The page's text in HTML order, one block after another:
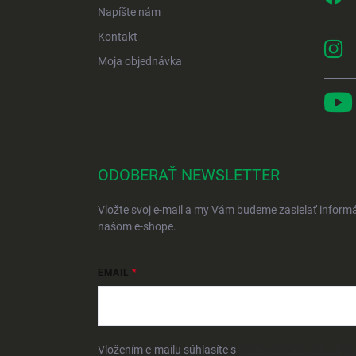
Napíšte nám
Kontakt
Moja objednávka
ODOBERAŤ NEWSLETTER
Vložte svoj e-mail a my Vám budeme zasielať
našom e-shope.
EMAIL
Vložením e-mailu súhlasíte s